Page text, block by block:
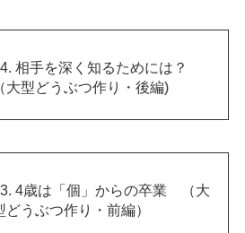
相手を深く知るためには？
（大型どうぶつ作り・後編)
4歳は「個」からの卒業 （大
どうぶつ作り・前編）